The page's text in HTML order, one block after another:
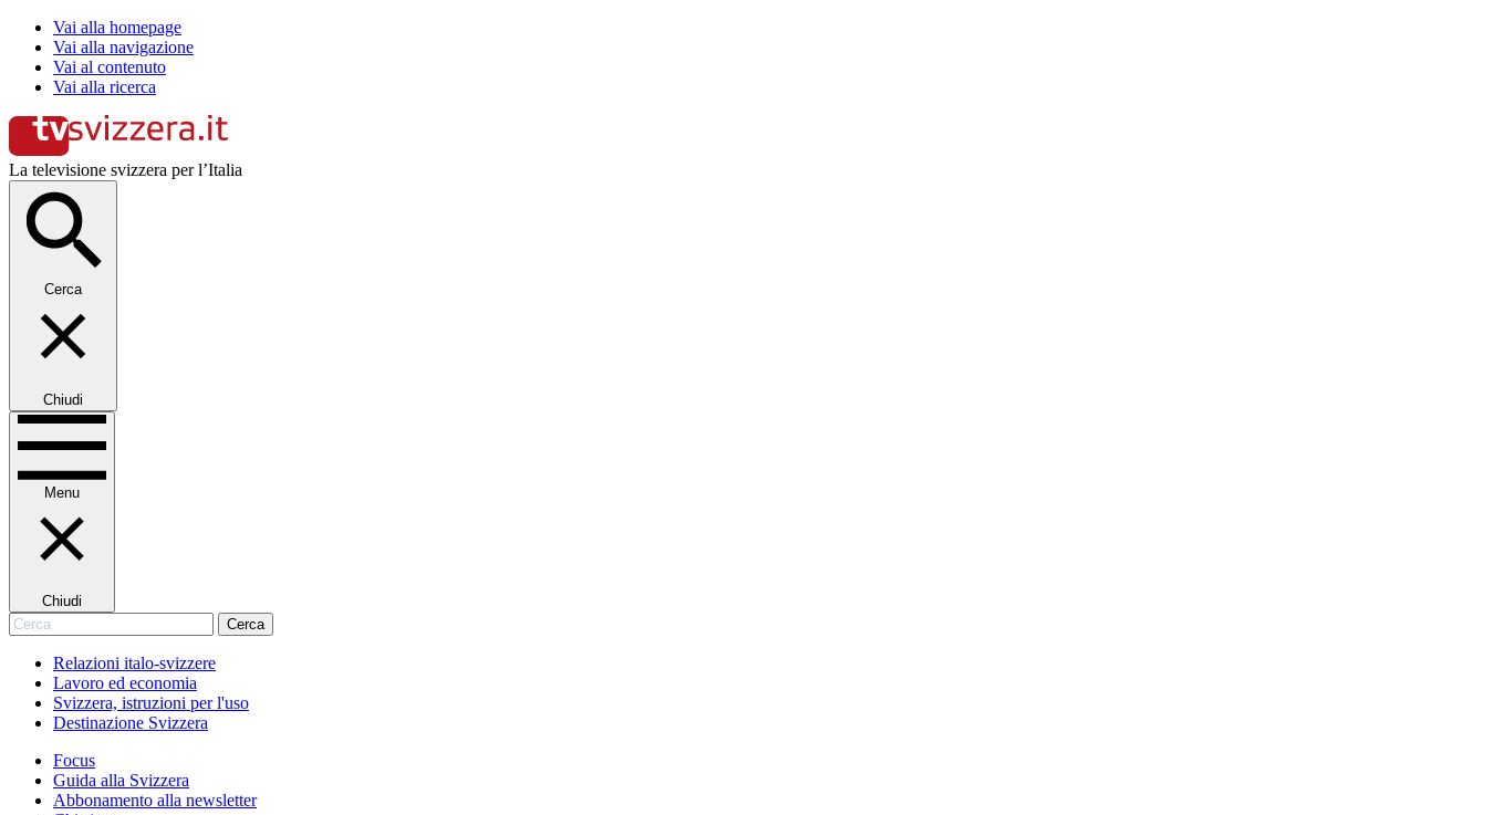
Vai alla homepage
Vai alla navigazione
Vai al contenuto
Vai alla ricerca
La televisione svizzera per l’Italia
Cerca
Chiudi
Menu
Chiudi
Cerca Cerca
Relazioni italo-svizzere
Lavoro ed economia
Svizzera, istruzioni per l'uso
Destinazione Svizzera
Focus
Guida alla Svizzera
Abbonamento alla newsletter